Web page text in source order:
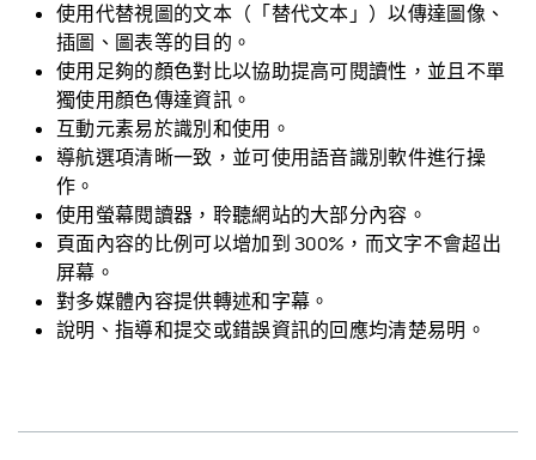
使用代替視圖的文本（「替代文本」）以傳達圖像、
插圖、圖表等的目的。
使用足夠的顏色對比以協助提高可閱讀性，並且不單
獨使用顏色傳達資訊。
互動元素易於識別和使用。
導航選項清晰一致，並可使用語音識別軟件進行操
作。
使用螢幕閱讀器，聆聽網站的大部分內容。
頁面內容的比例可以增加到 300%，而文字不會超出
屏幕。
對多媒體內容提供轉述和字幕。
說明、指導和提交或錯誤資訊的回應均清楚易明。